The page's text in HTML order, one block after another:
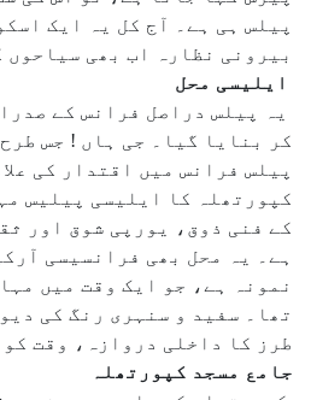
پیلس ہی ہے۔ آج کل یہ ایک
بیرونی نظارہ اب بھی سیاحوں
ایلیسی محل
یہ پیلس دراصل فرانس کے
کر بنایا گیا۔ جی ہاں ! جس
پیلس فرانس میں اقتدار کی
کپورتھلہ کا ایلیسی پیلیس
کے فنی ذوق، یورپی شوق اور
ہے۔ یہ محل بھی فرانسیسی
نمونہ ہے، جو ایک وقت میں
تھا۔ سفید و سنہری رنگ کی
طرز کا داخلی دروازہ، وقت
جامع مسجد کپورتھلہ